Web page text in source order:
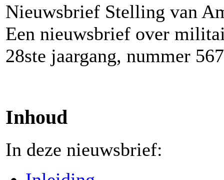
Nieuwsbrief Stelling van
Een nieuwsbrief over
28ste jaargang, nummer
Inhoud
In deze nieuwsbrief: